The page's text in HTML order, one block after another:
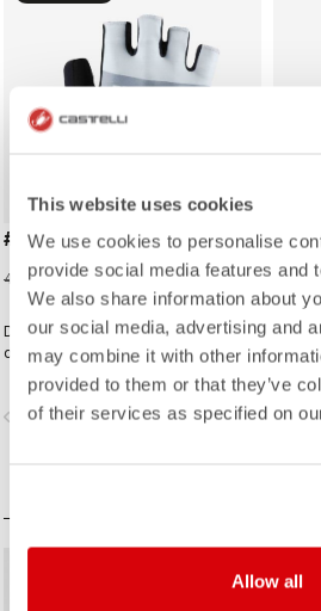
This website uses cookies
We use cookies to personalise
provide social media features and
We also share information about
our social media, advertising and
may combine it with other
provided to them or that they’ve
of their services as specified on
Allow all
#GIRO 3 GLOVE
40,00 € 16,00 €
Dies ist ein Rennhandschuh, der sich
durch hervorragenden Grip und
genau das richtige Maß an
Polsterung auszeichnet.
navigate_next
Eine
navigate_before